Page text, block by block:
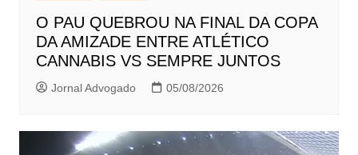
O PAU QUEBROU NA FINAL DA COPA
DA AMIZADE ENTRE ATLÉTICO
CANNABIS VS SEMPRE JUNTOS
Jornal Advogado 05/08/2026